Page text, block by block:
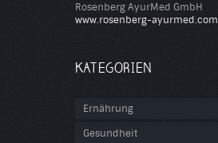
Rosenberg AyurMed GmbH
www.rosenberg-ayurmed.com
KATEGORIEN
Ernährung
Gesundheit